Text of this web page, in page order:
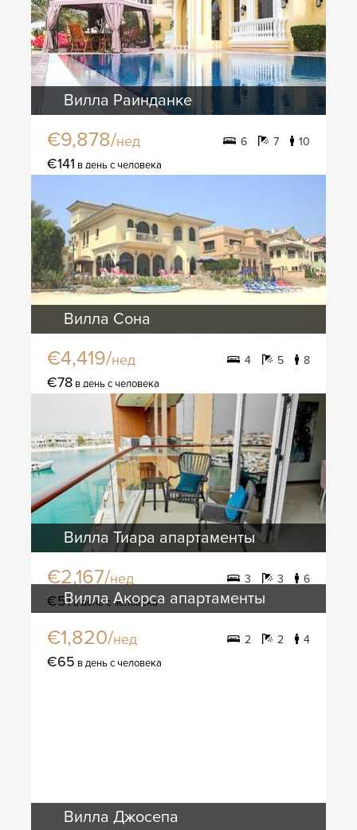
Вилла Раинданке
€9,878/нед 6 7 10
€141 в день с человека
Вилла Сона
€4,419/нед 4 5 8
€78 в день с человека
Вилла Тиара апартаменты
€2,167/нед 3 3 6
€51в день с человека
Вилла Акорса апартаменты
€1,820/нед 2 2 4
€65 в день с человека
Вилла Джосепа